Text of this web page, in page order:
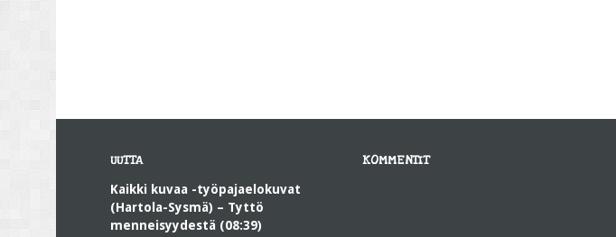
UUTTA
Kaikki kuvaa -työpajaelokuvat
(Hartola-Sysmä) – Tyttö
menneisyydestä (08:39)
KOMMENTIT